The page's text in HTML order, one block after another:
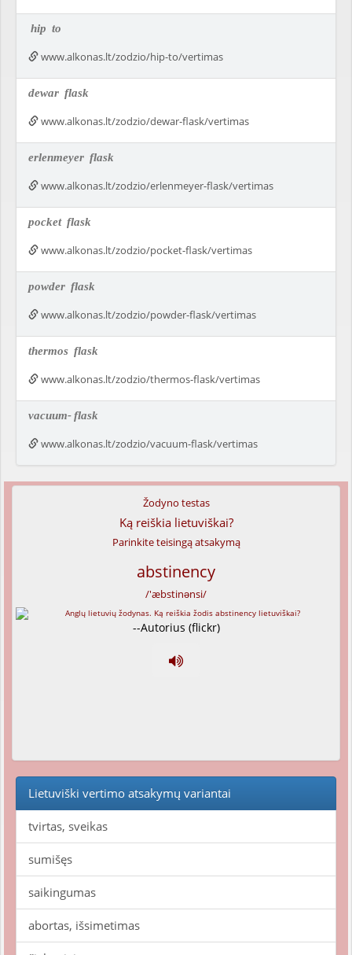
hip to
www.alkonas.lt/zodzio/hip-to/vertimas
dewar flask
www.alkonas.lt/zodzio/dewar-flask/vertimas
erlenmeyer flask
www.alkonas.lt/zodzio/erlenmeyer-flask/vertimas
pocket flask
www.alkonas.lt/zodzio/pocket-flask/vertimas
powder flask
www.alkonas.lt/zodzio/powder-flask/vertimas
thermos flask
www.alkonas.lt/zodzio/thermos-flask/vertimas
vacuum-flask
www.alkonas.lt/zodzio/vacuum-flask/vertimas
Žodyno testas
Ką reiškia lietuviškai?
Parinkite teisingą atsakymą
abstinency
/'æbstinənsi/
--Autorius (flickr)
Lietuviški vertimo atsakymų variantai
tvirtas, sveikas
sumišęs
saikingumas
abortas, išsimetimas